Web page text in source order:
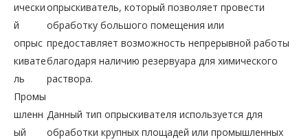
ически
й
опрыс
кивате
ль
опрыскиватель, который позволяет провести
обработку большого помещения или
предоставляет возможность непрерывной работы
благодаря наличию резервуара для химического
раствора.
Промы
шленн
ый
Данный тип опрыскивателя используется для
обработки крупных площадей или промышленных